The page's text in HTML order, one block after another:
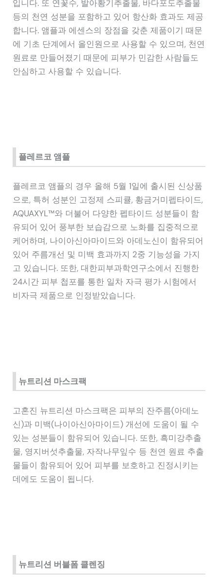
입니다. 또 연꽃수, 발아황기추출물, 바다포도추출물
등의 천연 성분을 포함하고 있어 항산화 효과도 제공
합니다. 앰플과 에센스의 장점을 갖춘 제품이기 때문
에 기초 단계에서 올인원으로 사용할 수 있으며, 천연
원료로 만들어졌기 때문에 피부가 민감한 사람들도
안심하고 사용할 수 있습니다.
플레르코 앰플
플레르코 앰플의 경우 올해 5월 1일에 출시된 신상품
으로, 특허 성분인 고정제 스피큘, 황금거미펩타이드,
AQUAXYL™와 더불어 다양한 펩타이드 성분들이 함
유되어 있어 풍부한 보습감으로 노화를 집중적으로
케어하며, 나이아신아마이드와 아데노신이 함유되어
있어 주름개선 및 미백 효과까지 2중 기능성을 가지
고 있습니다. 또한, 대한피부과학연구소에서 진행한
24시간 피부 첩포를 통한 일차 자극 평가 시험에서
비자극 제품으로 인정받았습니다.
뉴트리션 마스크팩
고혼진 뉴트리션 마스크팩은 피부의 잔주름(아데노
신)과 미백(나이아신아마이드) 개선에 도움이 될 수
있는 성분들이 함유되어 있습니다. 또한, 흑미강추출
물, 영지버섯추출물, 자작나무잎수 등 천연 원료 추출
물들이 함유되어 있어 피부를 보호하고 진정시키는
데에도 도움이 됩니다.
뉴트리션 버블폼 클렌징